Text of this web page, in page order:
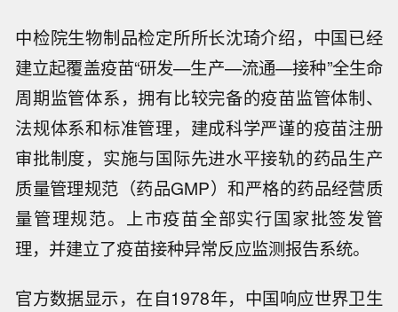
中检院生物制品检定所所长沈琦介绍，中国已经
建立起覆盖疫苗“研发—生产—流通—接种”全生命
周期监管体系，拥有比较完备的疫苗监管体制、
法规体系和标准管理，建成科学严谨的疫苗注册
审批制度，实施与国际先进水平接轨的药品生产
质量管理规范（药品GMP）和严格的药品经营质
量管理规范。上市疫苗全部实行国家批签发管
理，并建立了疫苗接种异常反应监测报告系统。
官方数据显示，在自1978年，中国响应世界卫生